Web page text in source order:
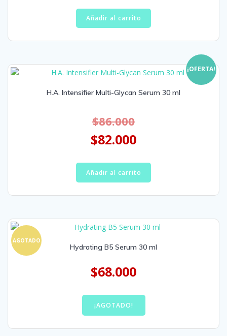
Añadir al carrito
¡OFERTA!
H.A. Intensifier Multi-Glycan Serum 30 ml
$86.000
$82.000
Añadir al carrito
AGOTADO
Hydrating B5 Serum 30 ml
$68.000
¡AGOTADO!